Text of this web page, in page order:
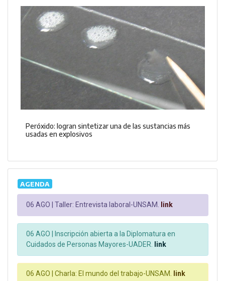
Peróxido: logran sintetizar una de las sustancias más
usadas en explosivos
AGENDA
06 AGO | Taller: Entrevista laboral-UNSAM. link
06 AGO |
Inscripción abierta a la Diplomatura en
Cuidados de Personas Mayores-UADER. link
06 AGO | Charla: El mundo del trabajo-UNSAM. link